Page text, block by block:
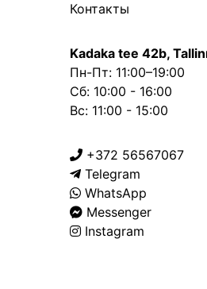
Контакты
Kadaka tee 42b,
Пн-Пт: 11:00–19:00
Сб: 10:00 - 16:00
Вс: 11:00 - 15:00
+372 56567067
Telegram
WhatsApp
Messenger
Instagram